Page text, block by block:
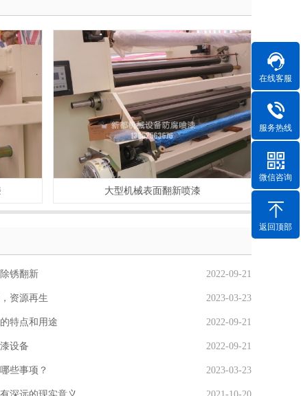
大型机械表面翻新喷漆
锈翻新 2022-09-21
资源再生 2023-03-23
特点和用途 2022-09-21
设备 2022-09-21
些事项？ 2023-03-23
在线客服
服务热线
微信咨询
返回顶部